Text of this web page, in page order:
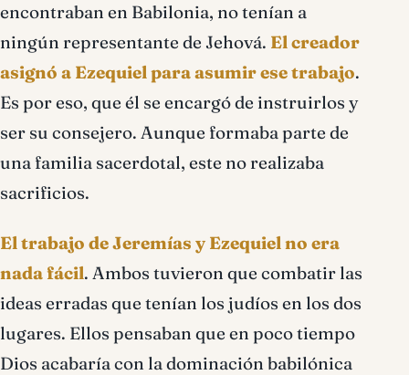
encontraban en Babilonia, no tenían a
ningún representante de Jehová. El creador
asignó a Ezequiel para asumir ese trabajo.
Es por eso, que él se encargó de instruirlos y
ser su consejero. Aunque formaba parte de
una familia sacerdotal, este no realizaba
sacrificios.
El trabajo de Jeremías y Ezequiel no era
nada fácil. Ambos tuvieron que combatir las
ideas erradas que tenían los judíos en los dos
lugares. Ellos pensaban que en poco tiempo
Dios acabaría con la dominación babilónica